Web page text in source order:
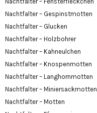
Nachtfalter – Gespinstmotten
Nachtfalter – Glucken
Nachtfalter – Holzbohrer
Nachtfalter – Kahneulchen
Nachtfalter – Knospenmotten
Nachtfalter – Langhornmotten
Nachtfalter – Miniersackmotten
Nachtfalter – Motten